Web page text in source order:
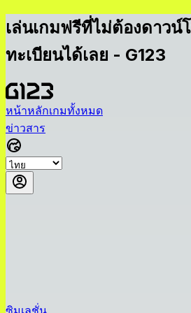
เล่นเกมฟรีที่ไม่ต้องดาวน์
ทะเบียนได้เลย - G123
หน้าหลักเกมทั้งหมด
ข่าวสาร
ซิมูเลชั่น